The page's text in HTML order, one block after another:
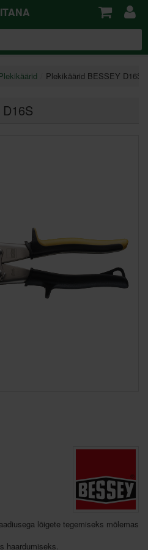
Plekikäärid BESSEY D16S
lõigete tegemiseks mõlemas
haardumiseks.